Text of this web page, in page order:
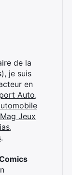
de la
je suis
en
Auto,
Jeux
.